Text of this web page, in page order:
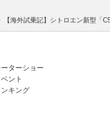
【海外試乗記】シトロエン新型「
ーターショー
ント
ンキング